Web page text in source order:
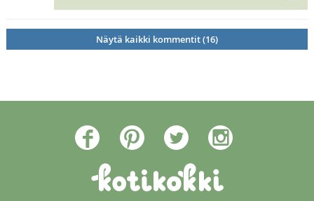
Näytä kaikki kommentit (16)